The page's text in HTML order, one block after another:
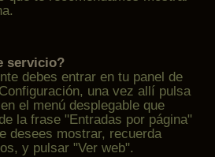
servicio?
debes entrar en tu panel de
una vez allí pulsa
el menú desplegable que
la frase "Entradas por página"
desees mostrar, recuerda
y pulsar "Ver web".